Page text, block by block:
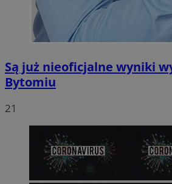
Są już nieoficjalne wyniki
Bytomiu
21